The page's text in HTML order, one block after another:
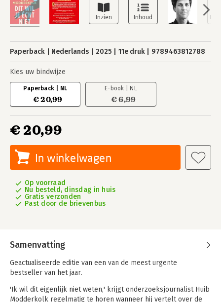
Paperback Nederlands 2025 11e druk 9789463812788
Kies uw bindwijze
Paperback | NL
€ 20,99
E-book | NL
€ 6,99
€ 20,99
In winkelwagen
Op voorraad
Nu besteld, dinsdag in huis
Gratis verzonden
Past door de brievenbus
Samenvatting
Geactualiseerde editie van een van de meest urgente
bestseller van het jaar.
'Ik wil dit eigenlijk niet weten,' krijgt onderzoeksjournalist Huib
Modderkolk regelmatig te horen wanneer hij vertelt over de